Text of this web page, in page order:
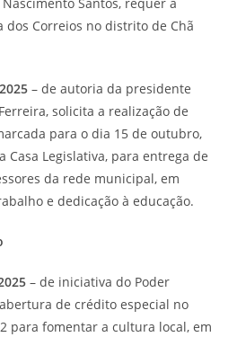
dos Correios no distrito de Chã
– de autoria da presidente
solicita a realização de
para o dia 15 de outubro,
Casa Legislativa, para entrega de
da rede municipal, em
e dedicação à educação.
– de iniciativa do Poder
de crédito especial no
para fomentar a cultura local, em